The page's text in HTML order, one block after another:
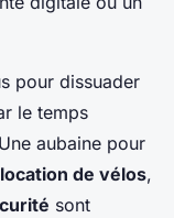
pour dissuader
le temps
aubaine pour
location de vélos,
sont